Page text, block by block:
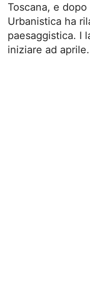
Toscana, e
Urbanistica ha
paesaggistica. I
iniziare ad aprile.